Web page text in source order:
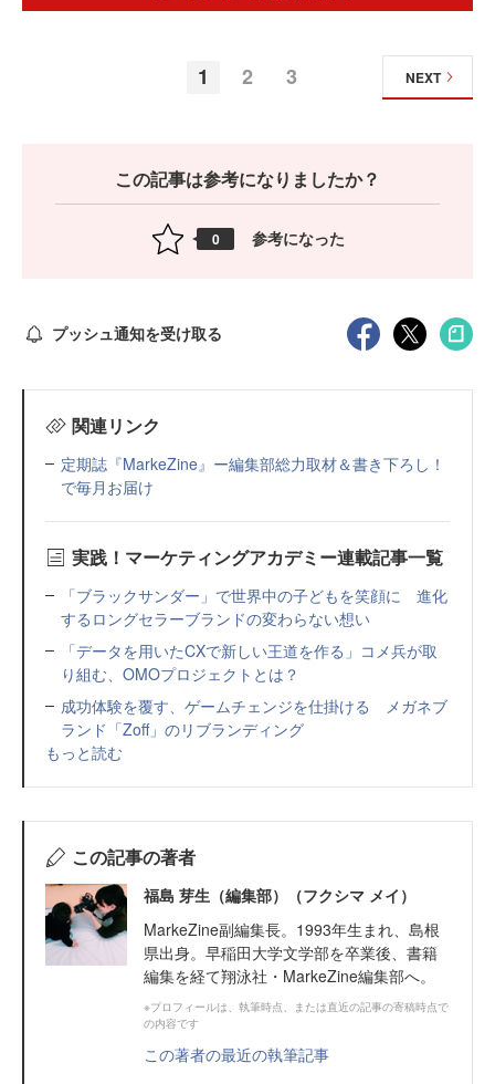
1 2 3 NEXT
この記事は参考になりましたか？
0 参考になった
プッシュ通知を受け取る
関連リンク
定期誌『MarkeZine』ー編集部総力取材＆書き下ろし！
で毎月お届け
実践！マーケティングアカデミー連載記事一覧
「ブラックサンダー」で世界中の子どもを笑顔に 進化
するロングセラーブランドの変わらない想い
「データを用いたCXで新しい王道を作る」コメ兵が取
り組む、OMOプロジェクトとは？
成功体験を覆す、ゲームチェンジを仕掛ける メガネブ
ランド「Zoff」のリブランディング
もっと読む
この記事の著者
福島 芽生（編集部）（フクシマ メイ）
MarkeZine副編集長。1993年生まれ、島根
県出身。早稲田大学文学部を卒業後、書籍
編集を経て翔泳社・MarkeZine編集部へ。
※プロフィールは、執筆時点、または直近の記事の寄稿時点で
の内容です
この著者の最近の執筆記事